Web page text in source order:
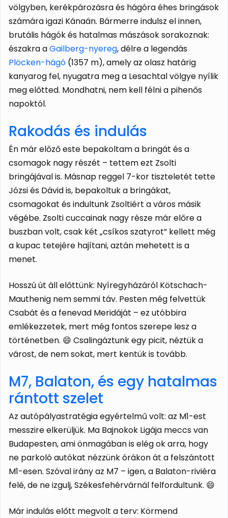
völgyben, kerékpározásra és hágóra éhes bringások
számára igazi Kánaán. Bármerre indulsz el innen,
brutális hágók és hatalmas mászások sorakoznak:
északra aGailberg-nyereg, délre a legendás
Plöcken-hágó (1357 m), amely az olasz határig
kanyarog fel, nyugatra meg a Lesachtal völgye nyílik
meg előtted. Mondhatni, nem kell félni a pihenős
napoktól.
Rakodás és indulás
Én már előző este bepakoltam a bringát és a
csomagok nagy részét – tettem ezt Zsolti
bringájával is. Másnap reggel 7-kor tiszteletét tette
Józsi és Dávid is, bepakoltuk a bringákat,
csomagokat és indultunk Zsoltiért a város másik
végébe. Zsolti cuccainak nagy része már előre a
buszban volt, csak két „csíkos szatyrot” kellett még
a kupac tetejére hajítani, aztán mehetett is a
menet.
Hosszú út áll előttünk: Nyíregyházáról Kötschach-
Mauthenig nem semmi táv. Pesten még felvettük
Csabát és a fenevad Meridáját – ez utóbbira
emlékezzetek, mert még fontos szerepe lesz a
történetben. 😄 Csalingáztunk egy picit, néztük a
várost, de nem sokat, mert kentük is tovább.
M7, Balaton, és egy hatalmas
rántott szelet
Az autópályastratégia egyértelmű volt: az M1-est
messzire elkerüljük. Ma Bajnokok Ligája meccs van
Budapesten, ami önmagában is elég ok arra, hogy
ne parkoló autókat nézzünk órákon át a felszántott
M1-esen. Szóval irány az M7 – igen, a Balaton-riviéra
felé, de ne izgulj, Székesfehérvárnál felfordultunk. 😄
Már indulás előtt megvolt a terv: Körmend